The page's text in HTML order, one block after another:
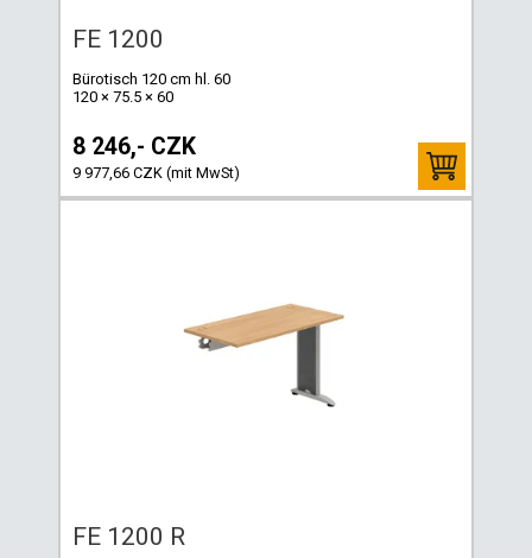
FE 1200
Bürotisch 120 cm hl. 60
120 × 75.5 × 60
8 246,- CZK
9 977,66 CZK (mit MwSt)
FE 1200 R